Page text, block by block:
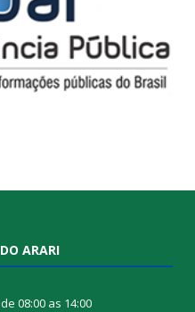
ARARI
08:00 as 14:00